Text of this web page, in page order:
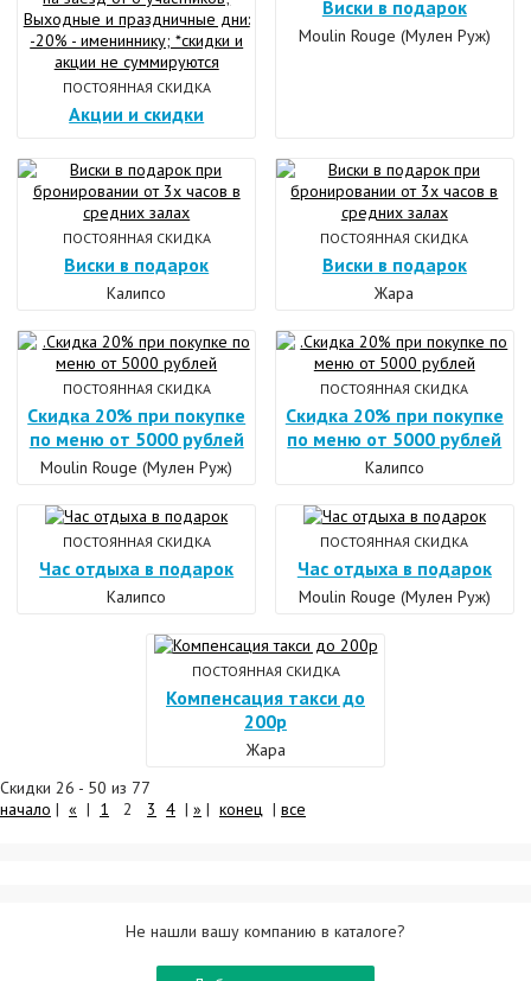
ПОСТОЯННАЯ СКИДКА
Акции и скидки
Виски в подарок
Moulin Rouge (Мулен Руж)
ПОСТОЯННАЯ СКИДКА
Виски в подарок
Калипсо
ПОСТОЯННАЯ СКИДКА
Виски в подарок
Жара
ПОСТОЯННАЯ СКИДКА
Скидка 20% при покупке
по меню от 5000 рублей
Moulin Rouge (Мулен Руж)
ПОСТОЯННАЯ СКИДКА
Скидка 20% при покупке
по меню от 5000 рублей
Калипсо
ПОСТОЯННАЯ СКИДКА
Час отдыха в подарок
Калипсо
ПОСТОЯННАЯ СКИДКА
Час отдыха в подарок
Moulin Rouge (Мулен Руж)
ПОСТОЯННАЯ СКИДКА
Компенсация такси до
200р
Жара
Скидки 26 - 50 из 77
начало | « | 1 2 3 4 | » | конец | все
Не нашли вашу компанию в каталоге?